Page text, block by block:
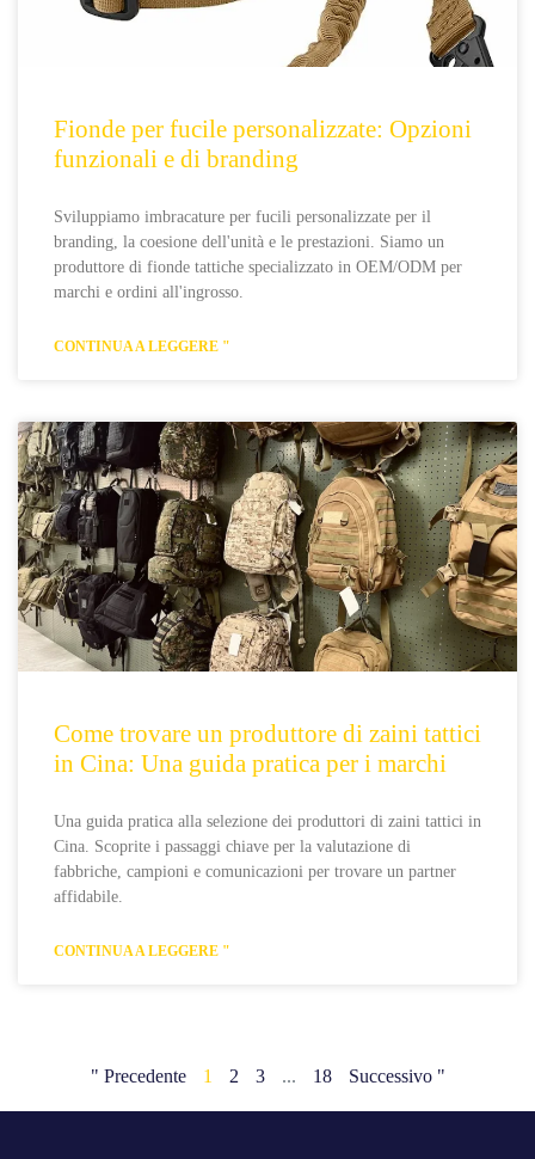
Fionde per fucile personalizzate: Opzioni
funzionali e di branding
Sviluppiamo imbracature per fucili personalizzate per il
branding, la coesione dell'unità e le prestazioni. Siamo un
produttore di fionde tattiche specializzato in OEM/ODM per
marchi e ordini all'ingrosso.
CONTINUA A LEGGERE "
Come trovare un produttore di zaini tattici
in Cina: Una guida pratica per i marchi
Una guida pratica alla selezione dei produttori di zaini tattici in
Cina. Scoprite i passaggi chiave per la valutazione di
fabbriche, campioni e comunicazioni per trovare un partner
affidabile.
CONTINUA A LEGGERE "
" Precedente 1 2 3 ... 18 Successivo "